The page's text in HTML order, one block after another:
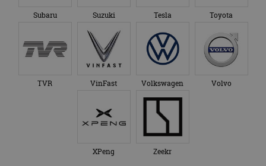
Subaru Suzuki Tesla Toyota
TVR VinFast Volkswagen Volvo
XPeng Zeekr